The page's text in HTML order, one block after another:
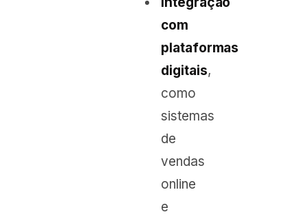
com
plataformas
digitais,
como
sistemas
de
vendas
online
e